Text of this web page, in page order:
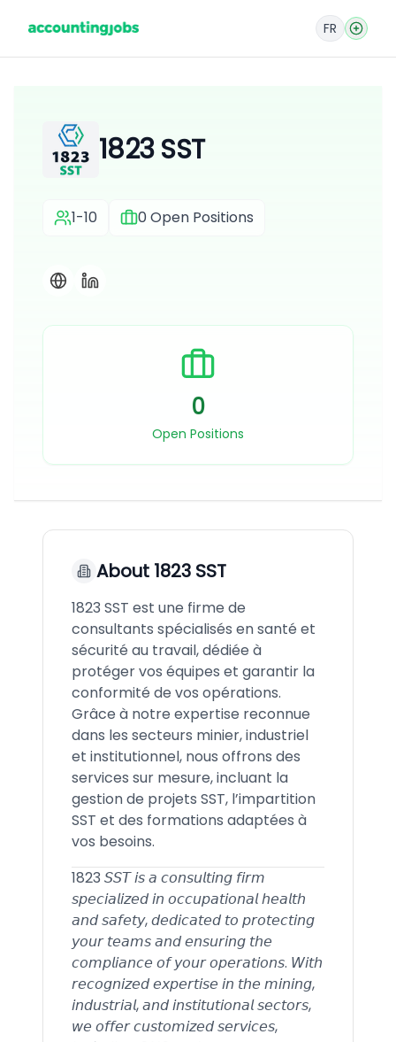
FR
1823 SST
1-10 0 Open Positions
0
Open Positions
About 1823 SST
1823 SST est une firme de
consultants spécialisés en santé et
sécurité au travail, dédiée à
protéger vos équipes et garantir la
conformité de vos opérations.
Grâce à notre expertise reconnue
dans les secteurs minier, industriel
et institutionnel, nous offrons des
services sur mesure, incluant la
gestion de projets SST, l’impartition
SST et des formations adaptées à
vos besoins.
1823 𝘚𝘚𝘛 𝘪𝘴 𝘢 𝘤𝘰𝘯𝘴𝘶𝘭𝘵𝘪𝘯𝘨 𝘧𝘪𝘳𝘮
𝘴𝘱𝘦𝘤𝘪𝘢𝘭𝘪𝘻𝘦𝘥 𝘪𝘯 𝘰𝘤𝘤𝘶𝘱𝘢𝘵𝘪𝘰𝘯𝘢𝘭 𝘩𝘦𝘢𝘭𝘵𝘩
𝘢𝘯𝘥 𝘴𝘢𝘧𝘦𝘵𝘺, 𝘥𝘦𝘥𝘪𝘤𝘢𝘵𝘦𝘥 𝘵𝘰 𝘱𝘳𝘰𝘵𝘦𝘤𝘵𝘪𝘯𝘨
𝘺𝘰𝘶𝘳 𝘵𝘦𝘢𝘮𝘴 𝘢𝘯𝘥 𝘦𝘯𝘴𝘶𝘳𝘪𝘯𝘨 𝘵𝘩𝘦
𝘤𝘰𝘮𝘱𝘭𝘪𝘢𝘯𝘤𝘦 𝘰𝘧 𝘺𝘰𝘶𝘳 𝘰𝘱𝘦𝘳𝘢𝘵𝘪𝘰𝘯𝘴. 𝘞𝘪𝘵𝘩
𝘳𝘦𝘤𝘰𝘨𝘯𝘪𝘻𝘦𝘥 𝘦𝘹𝘱𝘦𝘳𝘵𝘪𝘴𝘦 𝘪𝘯 𝘵𝘩𝘦 𝘮𝘪𝘯𝘪𝘯𝘨,
𝘪𝘯𝘥𝘶𝘴𝘵𝘳𝘪𝘢𝘭, 𝘢𝘯𝘥 𝘪𝘯𝘴𝘵𝘪𝘵𝘶𝘵𝘪𝘰𝘯𝘢𝘭 𝘴𝘦𝘤𝘵𝘰𝘳𝘴,
𝘸𝘦 𝘰𝘧𝘧𝘦𝘳 𝘤𝘶𝘴𝘵𝘰𝘮𝘪𝘻𝘦𝘥 𝘴𝘦𝘳𝘷𝘪𝘤𝘦𝘴,